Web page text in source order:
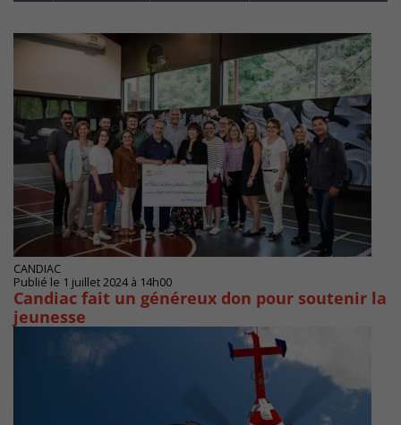
CANDIAC
Publié le 1 juillet 2024 à 14h00
Candiac fait un généreux don pour soutenir la
jeunesse